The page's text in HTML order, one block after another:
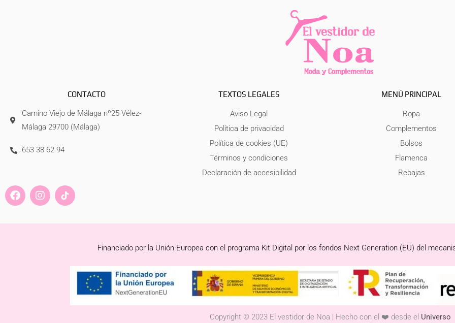
CONTACTO
Camino Viejo de Málaga nº25 Vélez-
Málaga 29700 (Málaga)
653 38 62 94
TEXTOS LEGALES
Aviso Legal
Política de privacidad
Política de cookies (UE)
Términos y condiciones
Declaración de accesibilidad
MENÚ PRINCIPAL
Ropa
Complementos
Bolsos
Flamenca
Rebajas
F
a
e
I
n
t
Financiado por la Unión Europea con el programa Kit Digital por los fondos Next Generation (EU) del
Copyright © 2023 El vestidor de Noa | Hecho con el ❤️ desde el Universo